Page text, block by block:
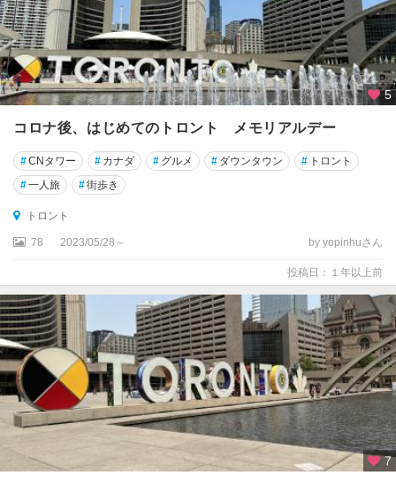
ト
ン
オ
カ
ナ
ガ
・
ワ
イ
ン
オ
リ
リ
ア
オ
ン
タ
オ
5
コロナ後、はじめてのトロント メモリアルデー
#CNタワー # カナダ # グルメ # ダウンタウン # トロント
#一人旅 #街歩き
トロント
78 2023/05/28～ by yopinhuさん
投稿日：１年以上前
7